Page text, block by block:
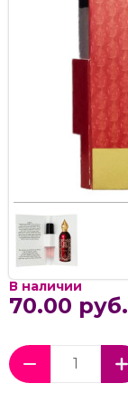
В наличии
70.00 руб.